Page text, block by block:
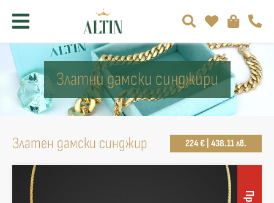
Златни дамски синджири
Златен дамски синджир 224 € | 438.11 лв.